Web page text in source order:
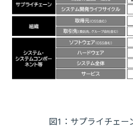
図1：サプライチェー